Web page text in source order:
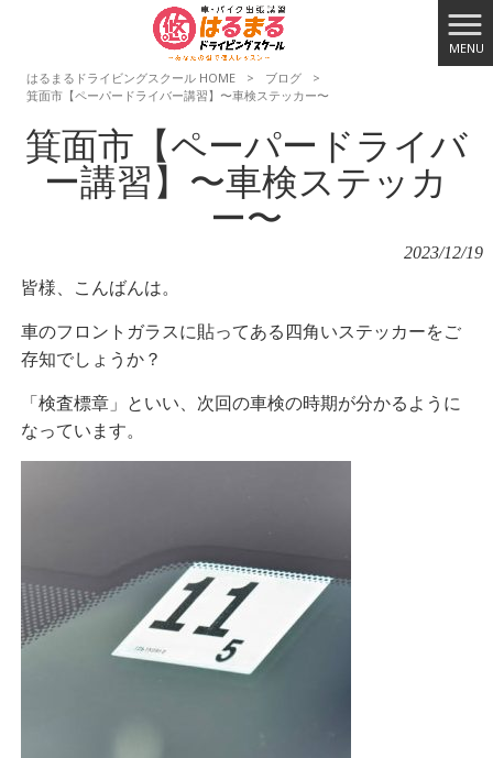
MENU
はるまるドライビングスクール HOME
> ブログ
>
箕面市【ペーパードライバー講習】〜車検ステッカー〜
箕面市【ペーパードライバ
ー講習】〜車検ステッカ
ー〜
2023/12/19
皆様、こんばんは。
車のフロントガラスに貼ってある四角いステッカーをご
存知でしょうか？
「検査標章」といい、次回の車検の時期が分かるように
なっています。